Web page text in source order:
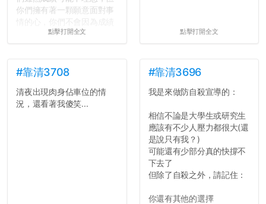
你們擁有著一顆願意面對事
壓力而選擇逃避(作弊)，在
績無法體現你們的努力，但
往後你們正直的態度一定會
讓你們在社會上適應得更
好。最後，那些作弊的同
點擊打開全文 點擊打開全文
#靠清3708
清夜出現肉身佔車位的情
況，還看著我傻笑...
#靠清3696
我是來做防自殺宣導的：
相信不論是大學生或研究生
應該有不少人壓力都很大(還
是說只有我？)
可能還有少部分真的快撐不
下去了
但除了自殺之外，請記住：
你還有其他的選擇